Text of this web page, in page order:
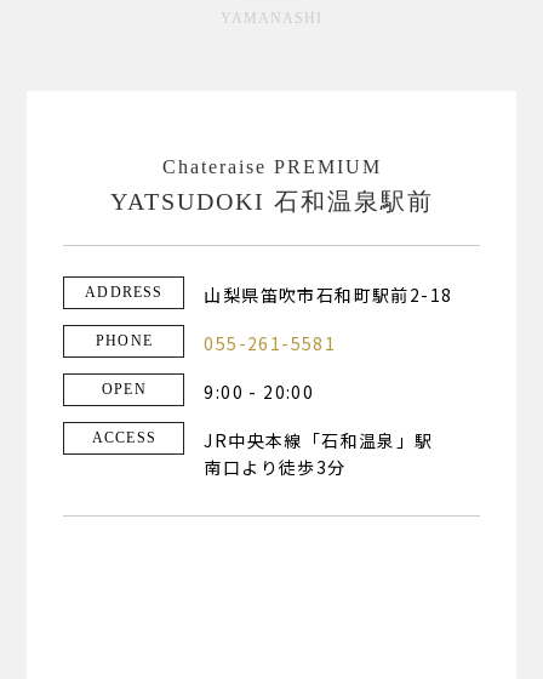
YAMANASHI
Chateraise PREMIUM
YATSUDOKI 石和温泉駅前
ADDRESS 山梨県笛吹市石和町駅前2-18
PHONE 055-261-5581
OPEN 9:00 - 20:00
ACCESS
JR中央本線「石和温泉」駅
南口より徒歩3分